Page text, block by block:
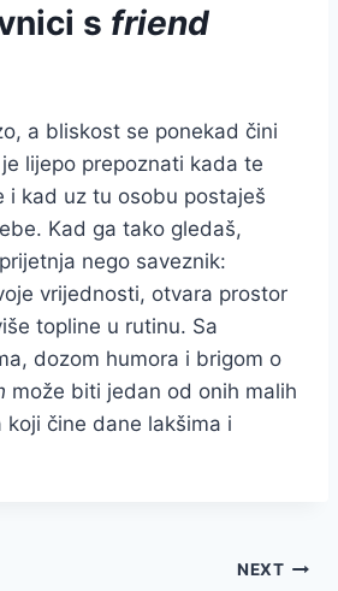
s friend
a bliskost se ponekad čini
lijepo prepoznati kada te
i kad uz tu osobu postaješ
Kad ga tako gledaš,
nego saveznik:
vrijednosti, otvara prostor
topline u rutinu. Sa
dozom humora i brigom o
može biti jedan od onih malih
čine dane lakšima i
NEXT